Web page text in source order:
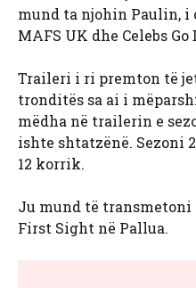
mund ta njohin Paulin, i
MAFS UK dhe Celebs Go
Traileri i ri premton të
tronditës sa ai i
mëdha në trailerin e
ishte shtatzënë. Sezoni
12 korrik.
Ju mund të transmetoni
First Sight në Pallua.